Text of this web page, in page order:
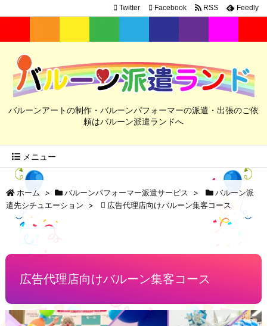
バルーンアートの制作・バルーンパフォーマーの派遣・出張のご依
頼はバルーン派遣ランドへ
メニュー
Twitter Facebook RSS Feedly
ホーム > バルーンパフォーマー派遣サービス >
バルーン派
遣先シチュエーション
> 広告代理店向けバルーン集客コース
広告代理店向けバルーン集客コース